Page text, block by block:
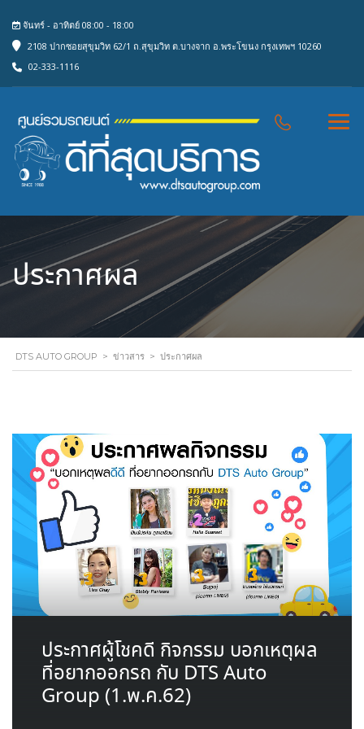
จันทร์ - อาทิตย์ 08:00 - 18:00
2108 ปากซอยสุขุมวิท 62/1 ถ.สุขุมวิท ต.บางจาก อ.พระโขนง กรุงเทพฯ 10260
02-333-1116
ประกาศผล
DTS AUTO GROUP > ข่าวสาร > ประกาศผล
ประกาศผู้โชคดี กิจกรรม บอกเหตุผล
ที่อยากออกรถ กับ DTS Auto
Group (1.พ.ค.62)